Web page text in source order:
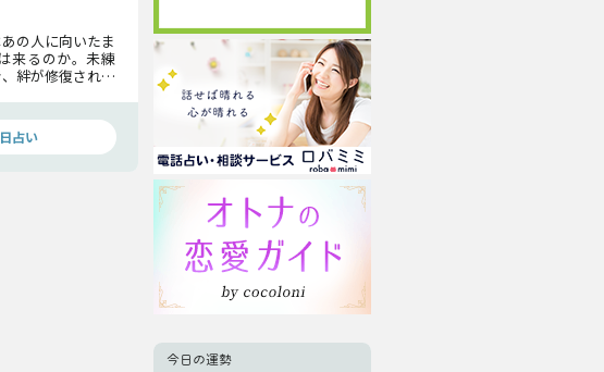
の人に向いたま
来るのか。未練
絆が修復される
占い
今日の運勢